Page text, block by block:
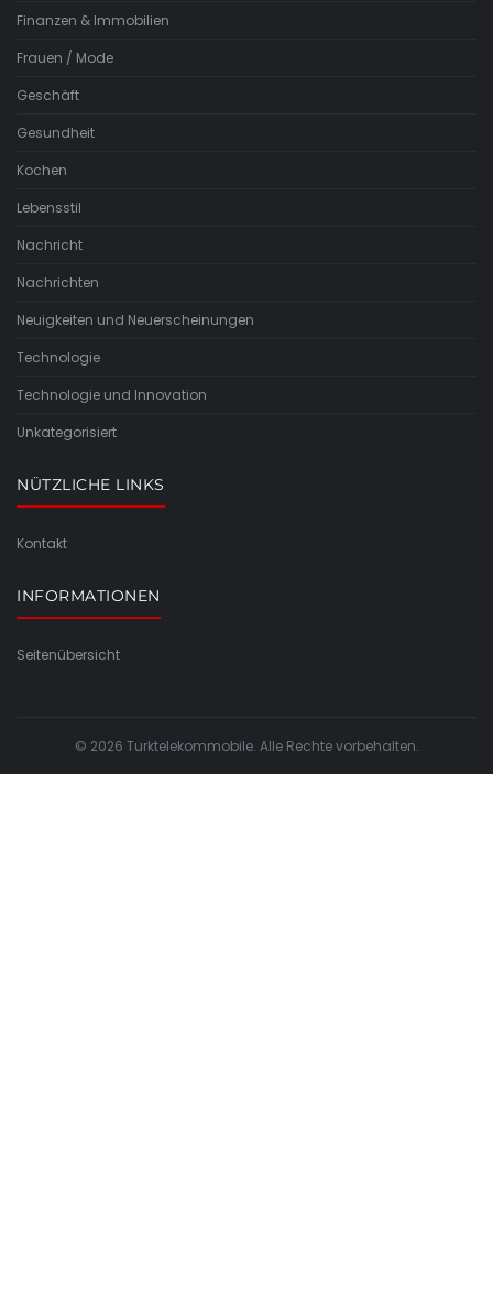
Finanzen & Immobilien
Frauen / Mode
Geschäft
Gesundheit
Kochen
Lebensstil
Nachricht
Nachrichten
Neuigkeiten und Neuerscheinungen
Technologie
Technologie und Innovation
Unkategorisiert
NÜTZLICHE LINKS
Kontakt
INFORMATIONEN
Seitenübersicht
© 2026 Turktelekommobile. Alle Rechte vorbehalten.